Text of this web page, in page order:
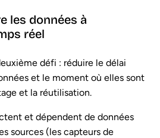
les données à
réel
défi : réduire le délai
et le moment où elles sont
et la réutilisation.
et dépendent de données
sources (les capteurs de